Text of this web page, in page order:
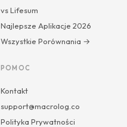
vs Lifesum
Najlepsze Aplikacje 2026
Wszystkie Porównania →
POMOC
Kontakt
support@macrolog.co
Polityka Prywatności